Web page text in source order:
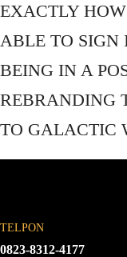
EXACTLY
ABLE TO SIGN
BEING IN A
REBRANDING
TO GALACTIC
TELPON
0823-8312-4177